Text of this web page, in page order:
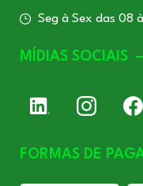
Seg à Sex das 08
MÍDIAS SOCIAIS
FORMAS DE